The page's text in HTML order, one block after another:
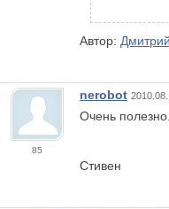
Автор: Дмитрий
85
nerobot
Очень
Стивен